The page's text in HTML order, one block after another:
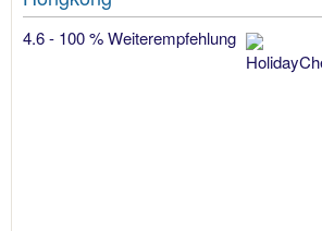
4.6 - 100 % Weiterempfehlung